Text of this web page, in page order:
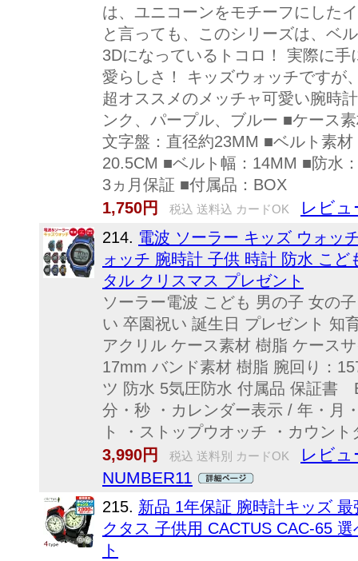
は、ユニコーンをモチーフにした
と言っても、このシリーズは、ベ
3Dになっているトコロ！ 実際に
愛らしさ！ キッズウォッチですが
超オススメのメッチャ可愛い腕時
ンク、パープル、ブルー ■ケース
文字盤：直径約23MM ■ベルト素
20.5CM ■ベルト幅：14MM ■防水
3ヵ月保証 ■付属品：BOX
1,750円
税込 送料込 カードOK レビュ
214. 電波 ソーラー キッズ ウォッ
ォッチ 腕時計 子供 時計 防水 こ
タル クリスマス プレゼント
ソーラー電波 こども 男の子 女の
い 卒園祝い 誕生日 プレゼント 知
アクリル ケース素材 樹脂 ケース
17mm バンド素材 樹脂 腕回り：
ツ 防水 5気圧防水 付属品 保証書
分・秒 ・カレンダー表示 / 年・月
ト ・ストップウオッチ ・カウン
3,990円
税込 送料別 カードOK
レビュ
NUMBER11
215. 新品 1年保証 腕時計キッズ
クタス 子供用 CACTUS CAC-65
ト